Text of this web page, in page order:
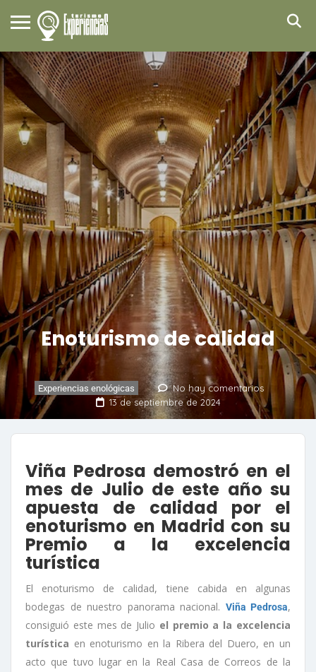
Enoturismo de calidad
Experiencias enológicas
No hay comentarios
13 de septiembre de 2024
Viña Pedrosa demostró en el
mes de Julio de este año su
apuesta de calidad por el
enoturismo en Madrid con su
Premio a la excelencia
turística
El enoturismo de calidad, tiene cabida en algunas
bodegas de nuestro panorama nacional. Viña Pedrosa,
consiguió este mes de Julio el premio a la excelencia
turística en enoturismo en la Ribera del Duero, en un
acto que tuvo lugar en la Real Casa de Correos de la